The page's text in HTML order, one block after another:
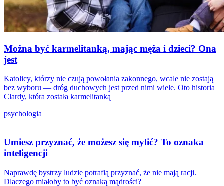
Można być karmelitanką, mając męża i dzieci? Ona
jest
Katolicy, którzy nie czują powołania zakonnego, wcale nie zostają
bez wyboru — dróg duchowych jest przed nimi wiele. Oto historia
Clardy, która została karmelitanką
psychologia
Umiesz przyznać, że możesz się mylić? To oznaka
inteligencji
Naprawdę bystrzy ludzie potrafią przyznać, że nie mają racji.
Dlaczego miałoby to być oznaką mądrości?